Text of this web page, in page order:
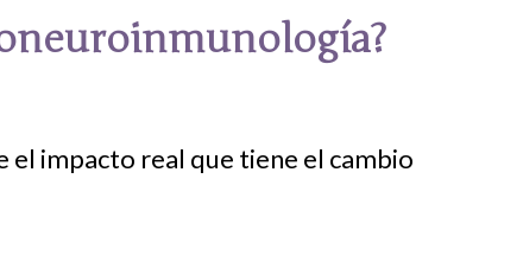
el impacto real que tiene el cambio